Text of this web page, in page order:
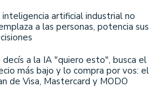
inteligencia artificial industrial no
a las personas, potencia sus
decís a la IA "quiero esto", busca el
más bajo y lo compra por vos: el
de Visa, Mastercard y MODO